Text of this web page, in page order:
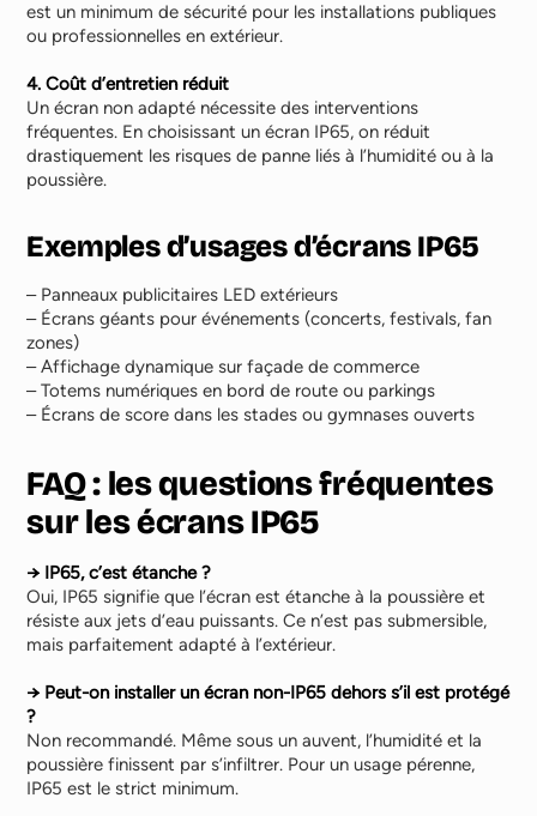
est un minimum de sécurité pour les installations publiques
ou professionnelles en extérieur.
4. Coût d’entretien réduit
Un écran non adapté nécessite des interventions
fréquentes. En choisissant un écran IP65, on réduit
drastiquement les risques de panne liés à l’humidité ou à la
poussière.
Exemples d’usages d’écrans IP65
– Panneaux publicitaires LED extérieurs
– Écrans géants pour événements (concerts, festivals, fan
zones)
– Affichage dynamique sur façade de commerce
– Totems numériques en bord de route ou parkings
– Écrans de score dans les stades ou gymnases ouverts
FAQ : les questions fréquentes
sur les écrans IP65
→ IP65, c’est étanche ?
Oui, IP65 signifie que l’écran est étanche à la poussière et
résiste aux jets d’eau puissants. Ce n’est pas submersible,
mais parfaitement adapté à l’extérieur.
→ Peut-on installer un écran non-IP65 dehors s’il est protégé
?
Non recommandé. Même sous un auvent, l’humidité et la
poussière finissent par s’infiltrer. Pour un usage pérenne,
IP65 est le strict minimum.